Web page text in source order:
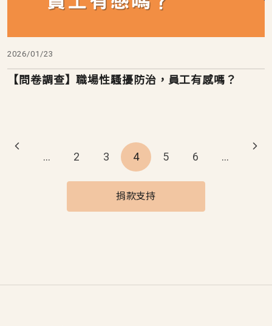
2026/01/23
【問卷調查】職場性騷擾防治，員工有感嗎？
Pagination
… 2 3 4 5 6 …
捐款支持